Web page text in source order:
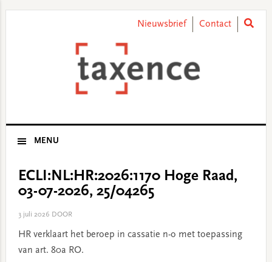
Nieuwsbrief Contact
MENU
ECLI:NL:HR:2026:1170 Hoge Raad,
03-07-2026, 25/04265
3 juli 2026 DOOR
HR verklaart het beroep in cassatie n-o met toepassing
van art. 80a RO.